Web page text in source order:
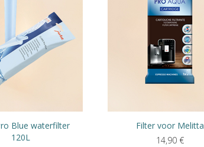
Blue waterfilter
120L
Filter voor Melitta
14,90 €